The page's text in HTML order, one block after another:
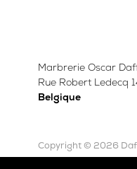
Marbrerie Oscar
Rue Robert Ledecq
Belgique
Copyright © 2026